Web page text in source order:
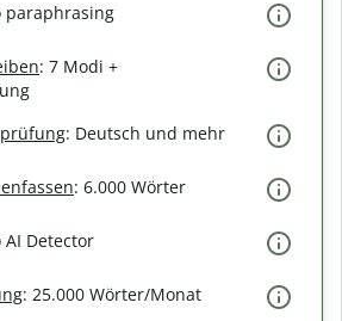
paraphrasing
: 7 Modi +
: Deutsch und mehr
: 6.000 Wörter
AI Detector
: 25.000 Wörter/Monat